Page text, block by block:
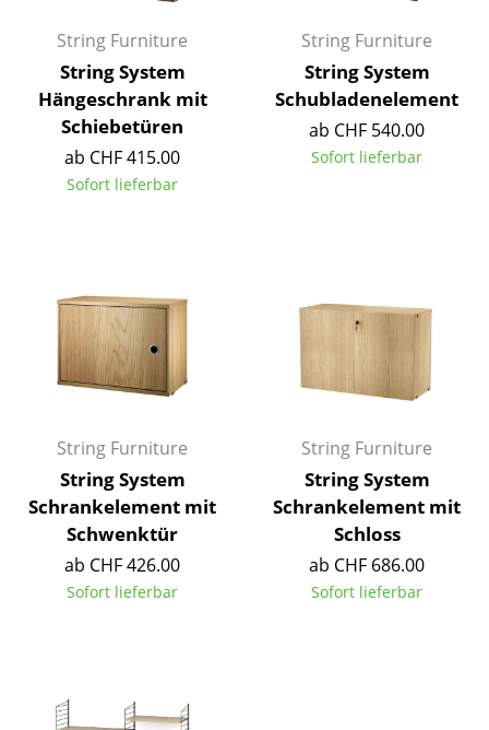
Tischleuchten
Schreibtischleuchten
Stehleuchten & Leseleuchten
Bodenleuchten
Akkuleuchten
... alle Leuchten
Betten
Einzelbetten
Stapelbetten
Kinderbetten
Accessoires
String Furniture
String System
Hängeschrank mit
Schiebetüren
ab CHF 415.00
Sofort lieferbar
String Furniture
String System
Schubladenelement
ab CHF 540.00
Sofort lieferbar
String Furniture
String System
Schrankelement mit
Schwenktür
ab CHF 426.00
Sofort lieferbar
String Furniture
String System
Schrankelement mit
Schloss
ab CHF 686.00
Sofort lieferbar